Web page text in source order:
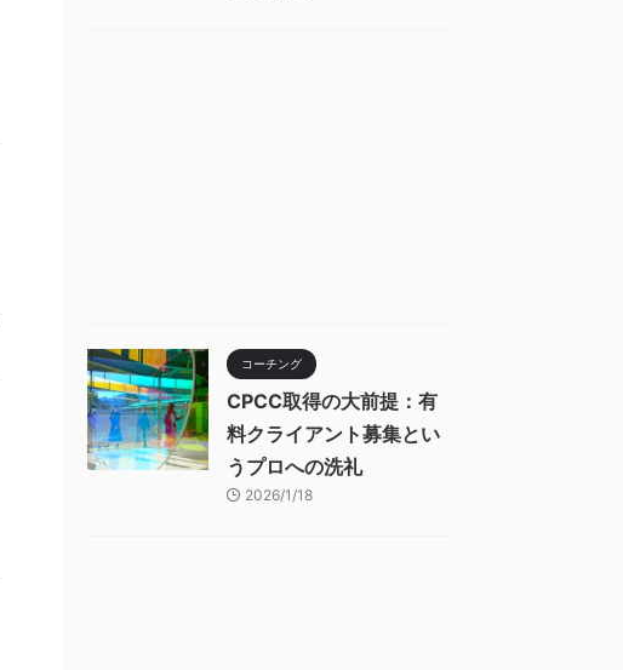
コーチング
CPCC取得の大前提：有
料クライアント募集とい
うプロへの洗礼
2026/1/18